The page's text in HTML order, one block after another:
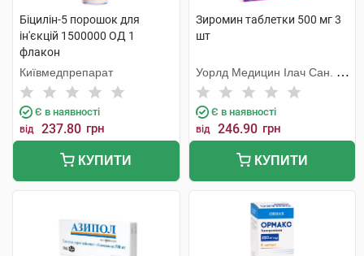
Біцилін-5 порошок для
ін'єкцій 1500000 ОД 1
флакон
Київмедпрепарат
Є в наявності
від 237.80 грн
КУПИТИ
Зиромин таблетки 500 мг 3
шт
Уорлд Медицин Ілач Сан. Ве
Тідж
Є в наявності
від 246.90 грн
КУПИТИ